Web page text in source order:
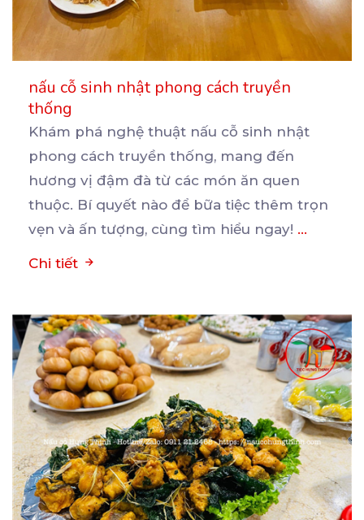
nấu cỗ sinh nhật phong cách truyền
thống
Khám phá nghệ thuật nấu cỗ sinh nhật
phong cách truyền thống, mang đến
hương vị đậm đà từ các món ăn quen
thuộc. Bí quyết nào để bữa tiệc thêm trọn
vẹn và ấn tượng, cùng tìm hiểu ngay! ...
Chi tiết